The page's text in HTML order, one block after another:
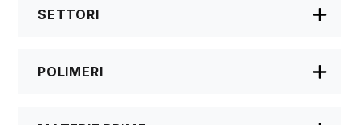
SETTORI
POLIMERI